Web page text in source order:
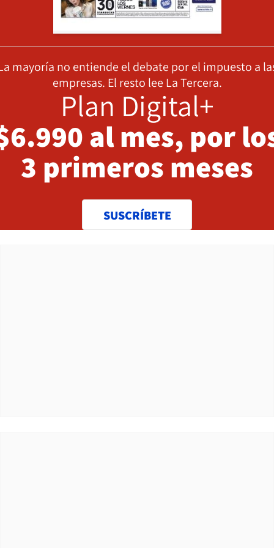
mayoría no entiende el debate por el impuesto a
empresas. El resto lee La Tercera.
Plan Digital+
al mes, por
3 primeros meses
SUSCRÍBETE